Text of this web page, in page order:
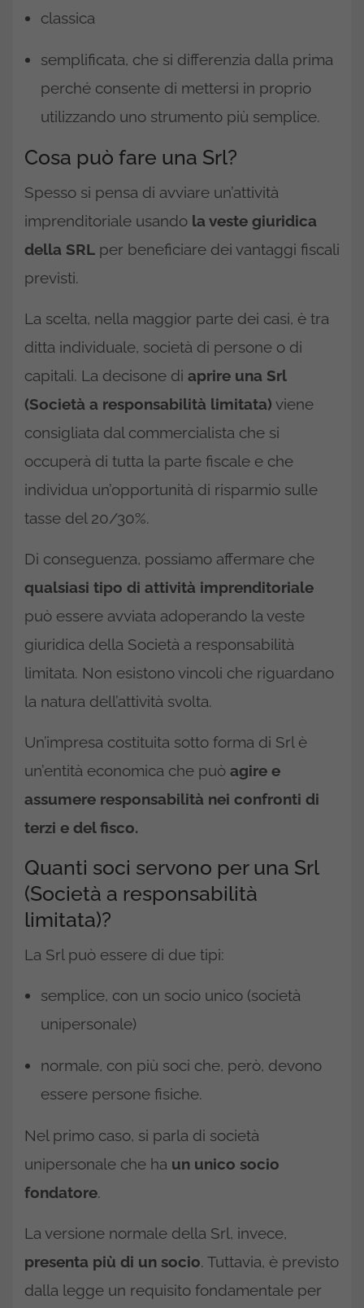
classica
semplificata, che si differenzia dalla prima
perché consente di mettersi in proprio
utilizzando uno strumento più semplice.
Cosa può fare una Srl?
Spesso si pensa di avviare un’attività
imprenditoriale usando la veste giuridica
della SRL per beneficiare dei vantaggi fiscali
previsti.
La scelta, nella maggior parte dei casi, è tra
ditta individuale, società di persone o di
capitali. La decisone di aprire una Srl
(Società a responsabilità limitata) viene
consigliata dal commercialista che si
occuperà di tutta la parte fiscale e che
individua un’opportunità di risparmio sulle
tasse del 20/30%.
Di conseguenza, possiamo affermare che
qualsiasi tipo di attività imprenditoriale
può essere avviata adoperando la veste
giuridica della Società a responsabilità
limitata. Non esistono vincoli che riguardano
la natura dell’attività svolta.
Un’impresa costituita sotto forma di Srl è
un’entità economica che può agire e
assumere responsabilità nei confronti di
terzi e del fisco.
Quanti soci servono per una Srl
(Società a responsabilità
limitata)?
La Srl può essere di due tipi:
semplice, con un socio unico (società
unipersonale)
normale, con più soci che, però, devono
essere persone fisiche.
Nel primo caso, si parla di società
unipersonale che ha un unico socio
fondatore.
La versione normale della Srl, invece,
presenta più di un socio. Tuttavia, è previsto
dalla legge un requisito fondamentale per